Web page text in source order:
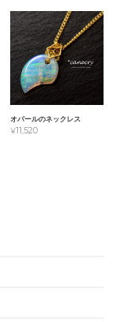
オパールのネックレス
¥11,520